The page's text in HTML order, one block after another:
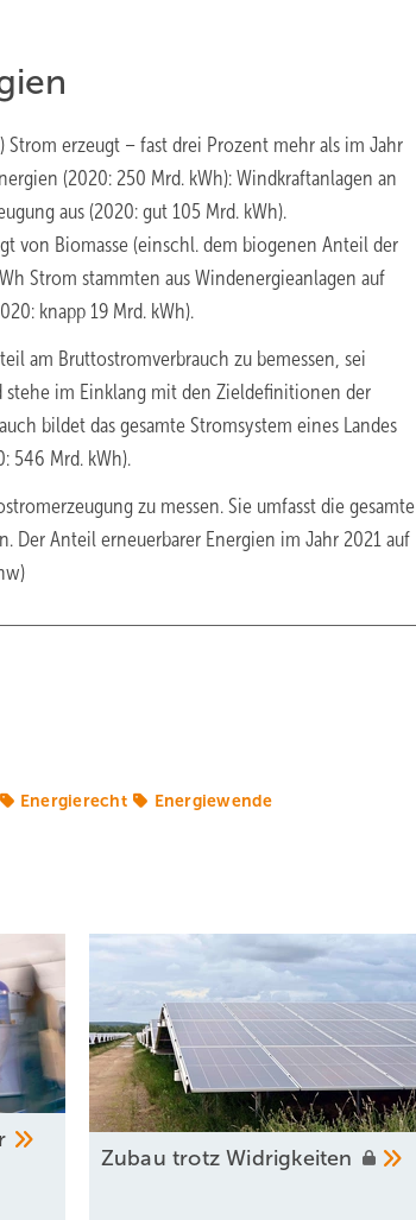
erzeugt – fast drei Prozent mehr als im Jahr
(2020: 250 Mrd. kWh): Windkraftanlagen an
aus (2020: gut 105 Mrd. kWh).
von Biomasse (einschl. dem biogenen Anteil der
Strom stammten aus Windenergieanlagen auf
knapp 19 Mrd. kWh).
am Bruttostromverbrauch zu bemessen, sei
stehe im Einklang mit den Zieldefinitionen der
bildet das gesamte Stromsystem eines Landes
546 Mrd. kWh).
zu messen. Sie umfasst die gesamte
Der Anteil erneuerbarer Energien im Jahr 2021 auf
Energierecht Energiewende
Zubau trotzWidrigkeiten